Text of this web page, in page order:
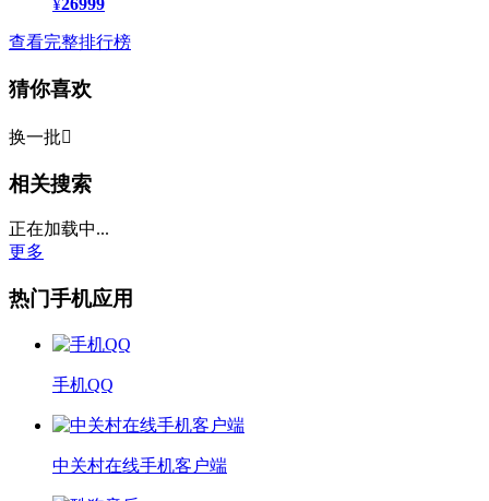
¥26999
查看完整排行榜
猜你喜欢
换一批
相关搜索
正在加载中...
更多
热门手机应用
手机QQ
中关村在线手机客户端